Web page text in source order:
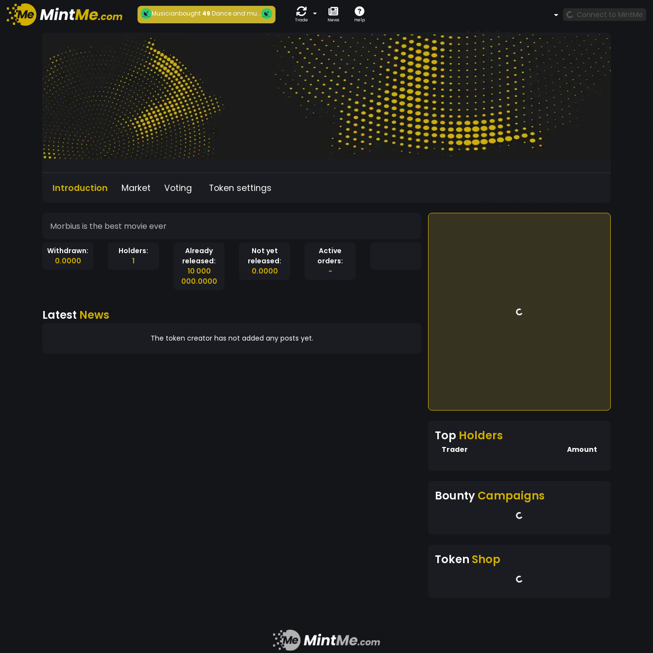
Musicianbought49 Dance and mu...
Trade News Help
Connect to MintMe
Introduction Market Voting Token settings
Morbius is the best movie ever‎‎‎‎‎‎‎‎‎‎‎‎‎‎‎‎‎‎‎‎‎‎‎‎‎‎‎‎‎‎‎‎‎‎‎‎‎‎‎‎‎‎‎‎‎‎‎‎‎‎‎‎‎‎‎‎‎‎‎‎‎‎‎‎‎‎‎‎‎‎‎‎‎‎‎‎‎‎‎‎‎‎‎‎‎‎‎‎‎‎‎‎‎‎‎‎‎‎‎‎‎‎
Withdrawn:
0.0000
Holders:
1
Already
released:
10 000
000.0000
Not yet
released:
0.0000
Active
orders:
-
Latest News
The token creator has not added any posts yet.
Top Holders
Trader Amount
BountyCampaigns
Token Shop